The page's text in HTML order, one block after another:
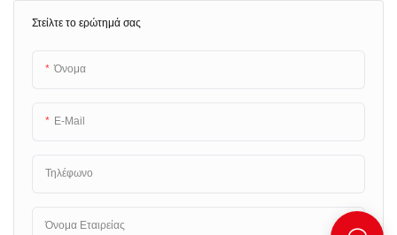
Στείλτε το ερώτημά σας
Όνομα
E-Mail
Τηλέφωνο
Όνομα Εταιρείας